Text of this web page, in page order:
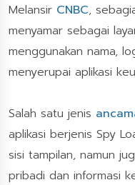
Melansir CNBC,
menyamar sebagai
menggunakan nama,
menyerupai aplikasi
Salah satu jenis
aplikasi berjenis Spy
sisi tampilan, namun
pribadi dan informasi